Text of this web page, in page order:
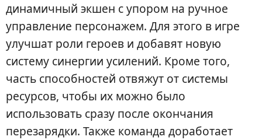
динамичный экшен с упором на ручное
управление персонажем. Для этого в игре
улучшат роли героев и добавят новую
систему синергии усилений. Кроме того,
часть способностей отвяжут от системы
ресурсов, чтобы их можно было
использовать сразу после окончания
перезарядки. Также команда доработает